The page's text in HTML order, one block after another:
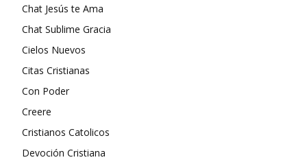
Chat Jesús te Ama
Chat Sublime Gracia
Cielos Nuevos
Citas Cristianas
Con Poder
Creere
Cristianos Catolicos
Devoción Cristiana